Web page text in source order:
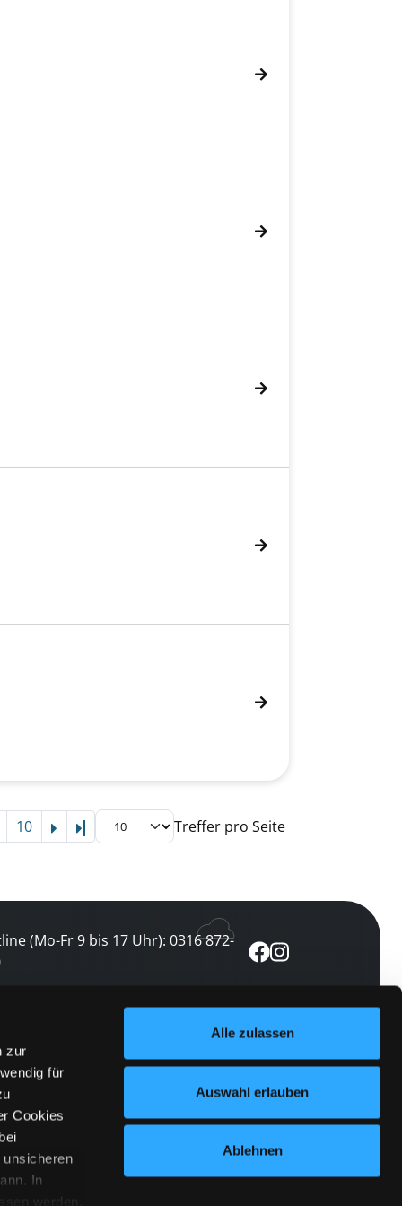
zur
für
Cookies
unsicheren
In
Alle zulassen
Auswahl erlauben
Ablehnen
10 Letzte Seite Treffer pro Seite
(Mo-Fr 9 bis 17 Uhr): 0316 872-
abonnieren
keine Veranstaltung verpassen
abonnieren